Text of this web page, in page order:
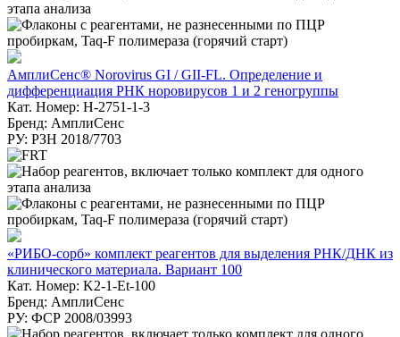
АмплиСенс® Norovirus GI / GII-FL. Определение и
дифференциация РНК норовирусов 1 и 2 геногруппы
Кат. Номер: H-2751-1-3
Бренд: АмплиСенс
РУ: РЗН 2018/7703
«РИБО-сорб» комплект реагентов для выделения РНК/ДНК из
клинического материала. Вариант 100
Кат. Номер: K2-1-Et-100
Бренд: АмплиСенс
РУ: ФСР 2008/03993